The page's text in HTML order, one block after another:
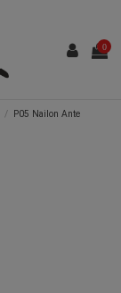
0
P05 Nailon Ante